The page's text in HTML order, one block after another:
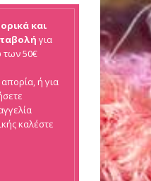
και
για
των 50€
ή για
καλέστε